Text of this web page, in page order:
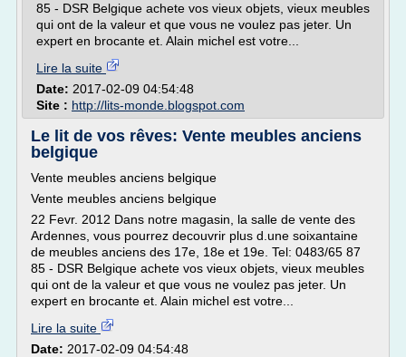
85 - DSR Belgique achete vos vieux objets, vieux meubles
qui ont de la valeur et que vous ne voulez pas jeter. Un
expert en brocante et. Alain michel est votre...
Lire la suite
Date: 2017-02-09 04:54:48
Site : http://lits-monde.blogspot.com
Le lit de vos rêves: Vente meubles anciens
belgique
Vente meubles anciens belgique
Vente meubles anciens belgique
22 Fevr. 2012 Dans notre magasin, la salle de vente des
Ardennes, vous pourrez decouvrir plus d.une soixantaine
de meubles anciens des 17e, 18e et 19e. Tel: 0483/65 87
85 - DSR Belgique achete vos vieux objets, vieux meubles
qui ont de la valeur et que vous ne voulez pas jeter. Un
expert en brocante et. Alain michel est votre...
Lire la suite
Date: 2017-02-09 04:54:48